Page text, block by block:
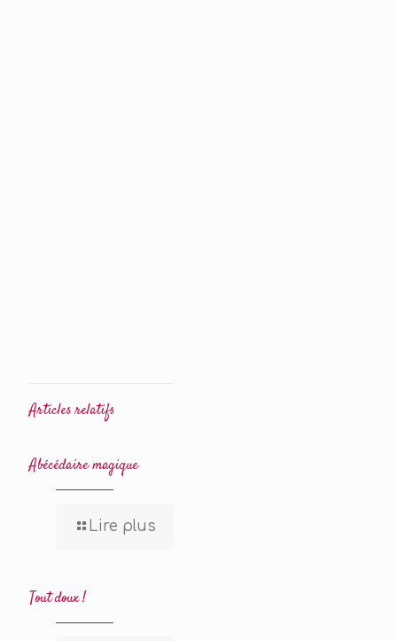
Articles relatifs
Abécédaire magique
Lire plus
Tout doux !